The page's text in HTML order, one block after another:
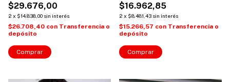
$29.676,00
2 x $14.838,00 sin interés
$26.708,40 con Transferencia o
depósito
Comprar
$16.962,85
2 x $8.481,43 sin interés
$15.266,57 con Transferencia o
depósito
Comprar